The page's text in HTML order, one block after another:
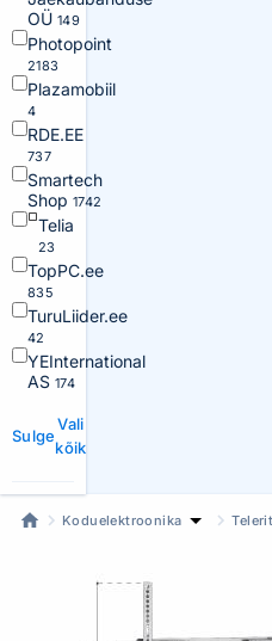
OÜ 149
Photopoint
2183
Plazamobiil
4
RDE.EE
737
Smartech
Shop 1742
Telia
23
TopPC.ee
835
TuruLiider.ee
42
YEInternational
AS 174
Sulge
Vali
kõik
Koduelektroonika